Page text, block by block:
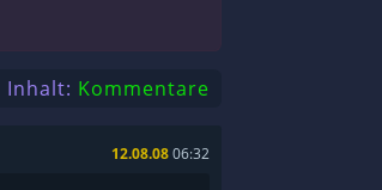
Inhalt: Kommentare
12.08.0806:32